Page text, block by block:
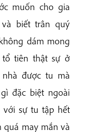
muốn cho gia
biết trân quý
dám mong
tiên thật sự ở
được tu mà
đặc biệt ngoài
với sự tu tập hết
quá may mắn và